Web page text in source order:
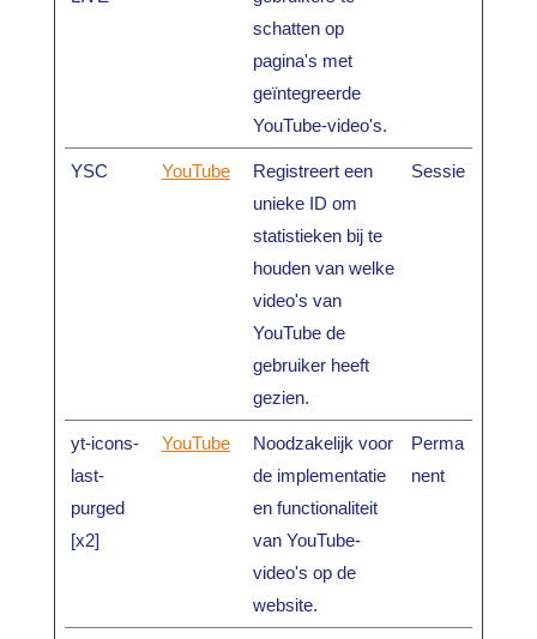
schatten op
pagina's met
geïntegreerde
YouTube-video's.
YSC YouTube
Registreert een
unieke ID om
statistieken bij te
houden van welke
video's van
YouTube de
gebruiker heeft
gezien.
Sessie
yt-icons-
last-
purged
[x2]
YouTube
Noodzakelijk voor
de implementatie
en functionaliteit
van YouTube-
video's op de
website.
Perma
nent